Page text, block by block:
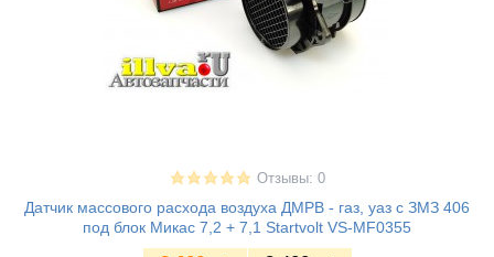
Отзывы: 0
Датчик массового расхода воздуха ДМРВ - газ, уаз с ЗМЗ 406
под блок Микас 7,2 + 7,1 Startvolt VS-MF0355